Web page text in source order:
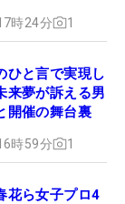
時24分 1
ひと言で実現し
夢が訴える男
開催の舞台裏
時59分 1
花ら女子プロ4